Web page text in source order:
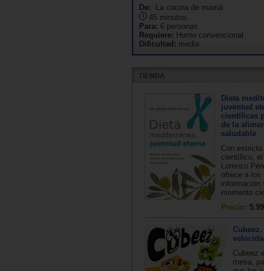
De: -La cocina de mamá
45 minutos.
Para: 6 personas
Requiere: Horno convencional
Dificultad: media
Dieta
juventud
científicas
de la
saludable
Con estricto
científico,
Lorenzo
ofrece a los
información
momento
Precio:
Cubeez
mesa,